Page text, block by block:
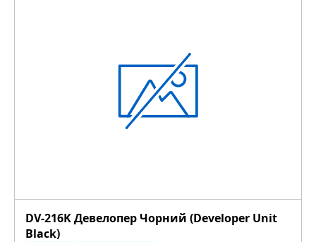
DV-216K Девелопер Чорний (Developer Unit
Black)